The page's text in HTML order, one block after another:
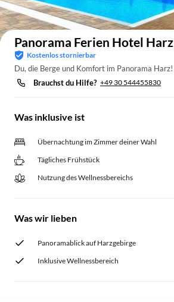
Panorama Ferien Hotel Harz
Kostenlos stornierbar
Du, die Berge und Komfort im Panorama Harz!
Brauchst du Hilfe? +49 30 544455830
Was inklusive ist
Übernachtung im Zimmer deiner Wahl
Tägliches Frühstück
Nutzung des Wellnessbereichs
Was wir lieben
Panoramablick auf Harzgebirge
Inklusive Wellnessbereich